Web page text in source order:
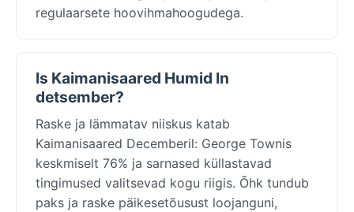
regulaarsete hoovihmahoogudega.
Is Kaimanisaared Humid In
detsember?
Raske ja lämmatav niiskus katab
Kaimanisaared Decemberil: George Townis
keskmiselt 76% ja sarnased küllastavad
tingimused valitsevad kogu riigis. Õhk tundub
paks ja raske päikesetõusust loojanguni,